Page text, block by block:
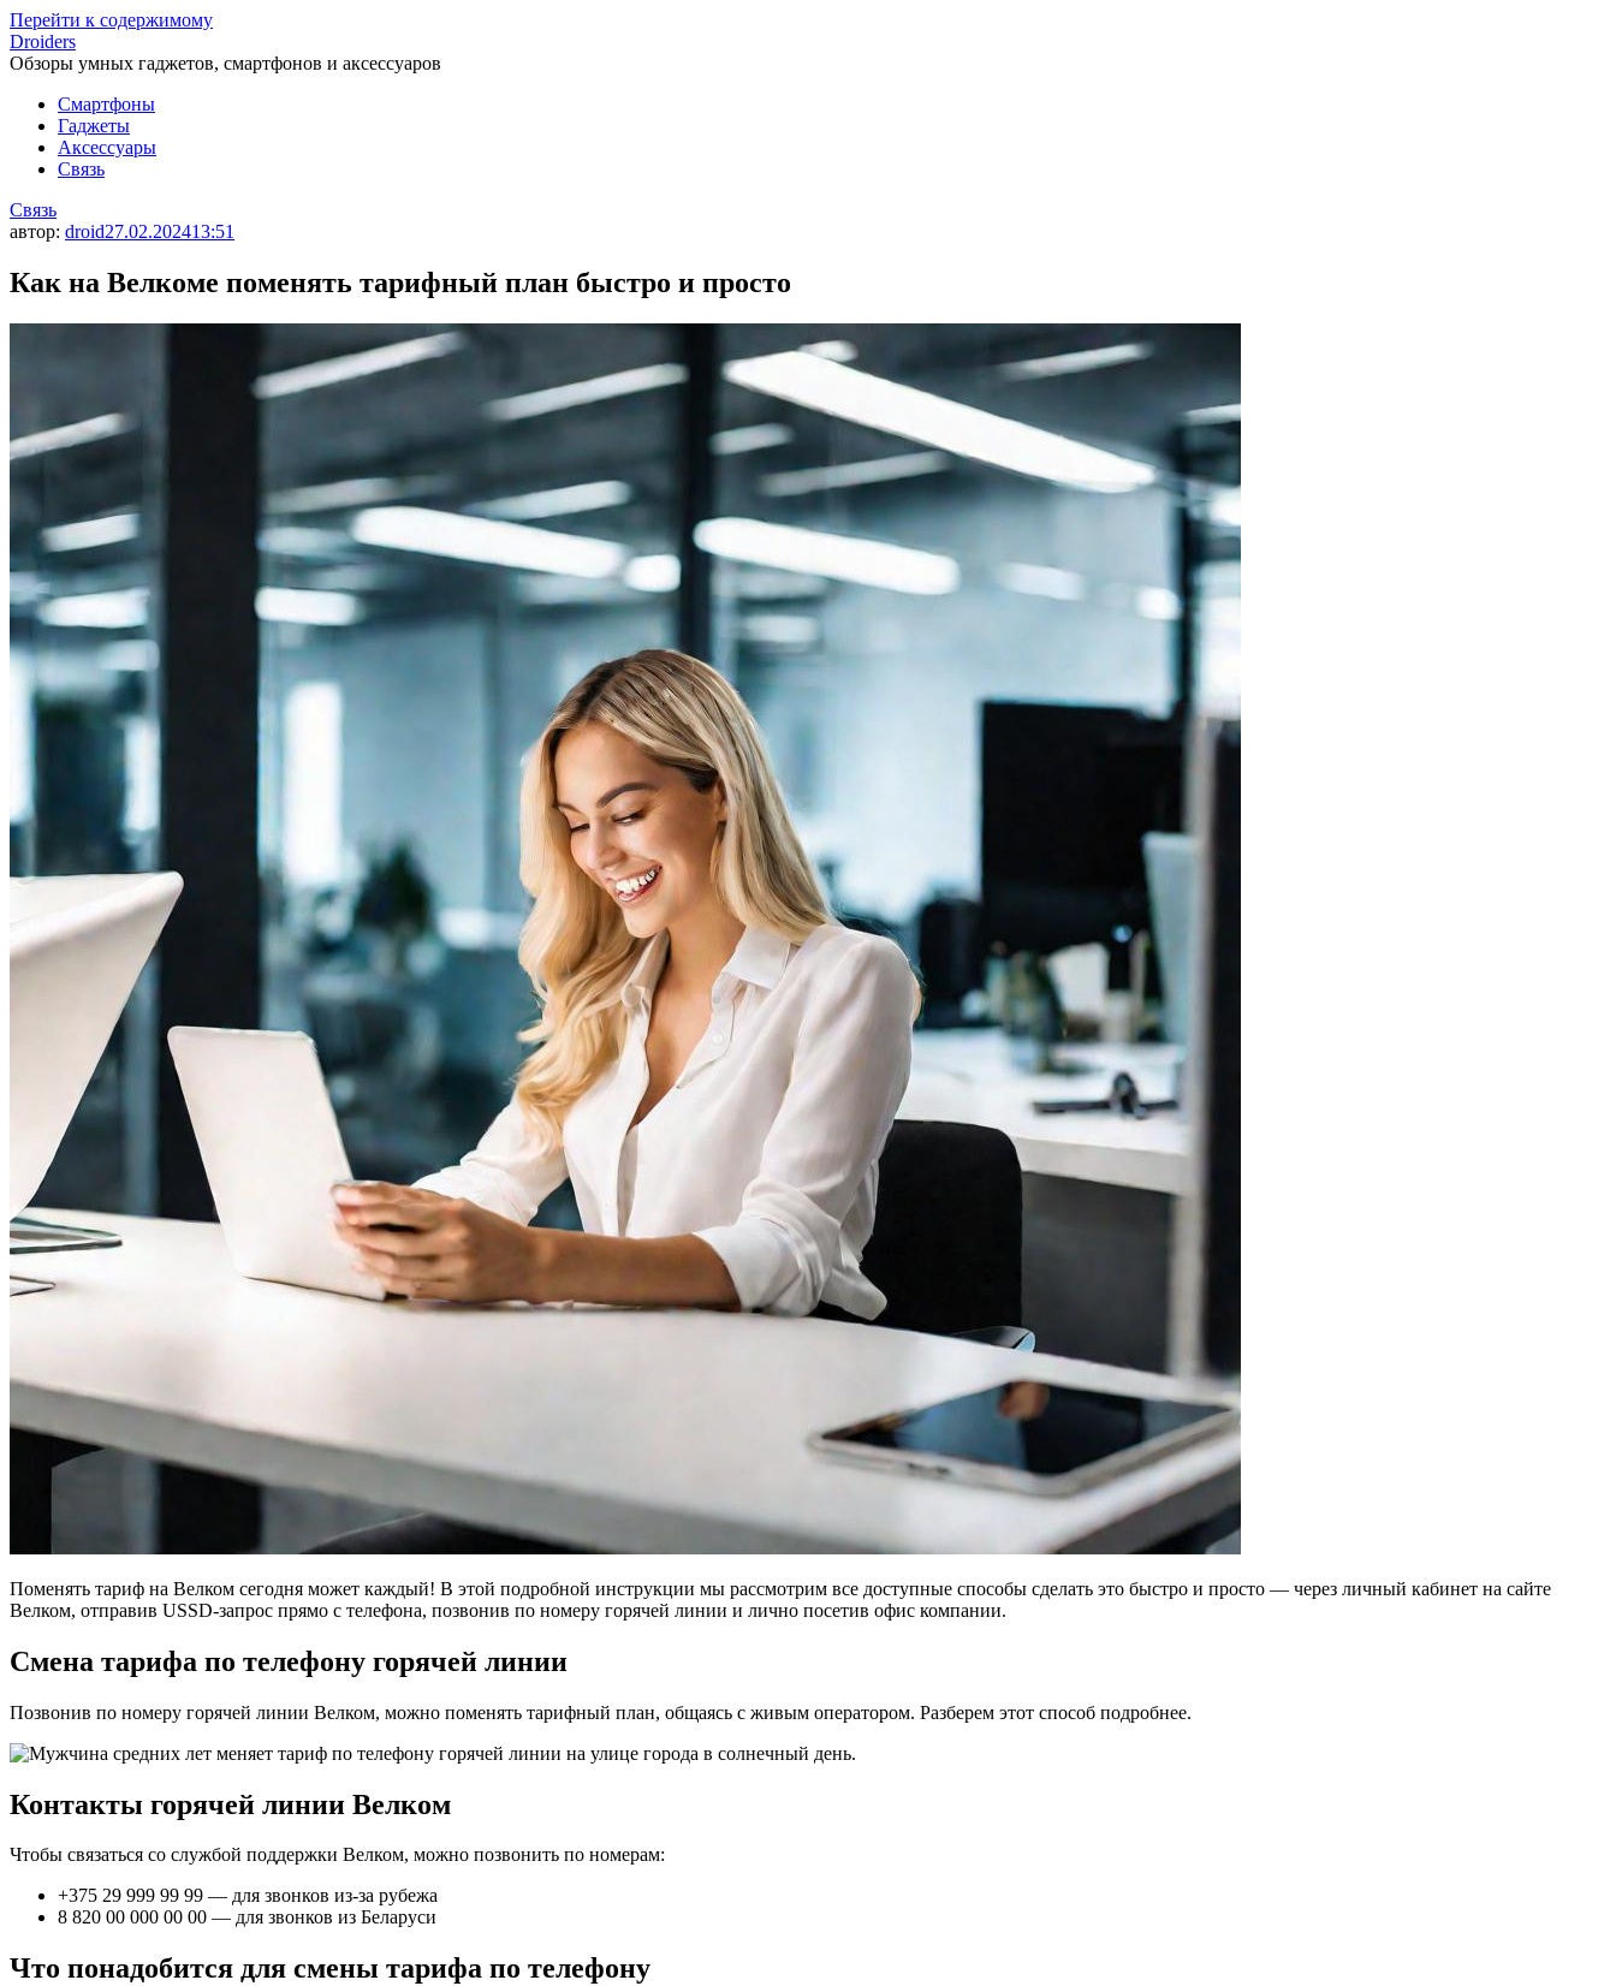
Перейти к содержимому
Droiders
Обзоры умных гаджетов, смартфонов и аксессуаров
Смартфоны
Гаджеты
Аксессуары
Связь
Связь
автор: droid27.02.202413:51
Как на Велкоме поменять тарифный план быстро и просто
Поменять тариф на Велком сегодня может каждый! В этой подробной инструкции мы рассмотрим все доступные способы сделать это быстро и просто — через личный кабинет на сайте
Велком, отправив USSD-запрос прямо с телефона, позвонив по номеру горячей линии и лично посетив офис компании.
Смена тарифа по телефону горячей линии
Позвонив по номеру горячей линии Велком, можно поменять тарифный план, общаясь с живым оператором. Разберем этот способ подробнее.
Контакты горячей линии Велком
Чтобы связаться со службой поддержки Велком, можно позвонить по номерам:
+375 29 999 99 99 — для звонков из-за рубежа
8 820 00 000 00 00 — для звонков из Беларуси
Что понадобится для смены тарифа по телефону